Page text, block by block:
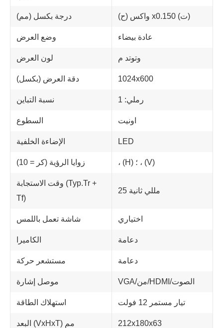
درجة بكسل (مم) واكس (ح) x0.150 (ت)
وضع العرض عادة بيضاء
لون العرض وتوتد م
دقة العرض (بكسل) 1024x600
نسبة التباين رملي: 1
السطوع اونيت
الإضاءة الخلفية LED
زوايا الرؤية (كر = 10) ، (H) ؛ ، (V)
وقت الاستجابة (Typ.Tr +
Tf)
25 مللي ثانية
شاشة تعمل باللمس اختياري
الكاميرا دعامة
مستشعر حركة دعامة
موصل إشارة VGA/من/HDMI/الصوت
استهلاك الطاقة تيار مستمر 12 فولت
البعد (VxHxT) مم 212x180x63